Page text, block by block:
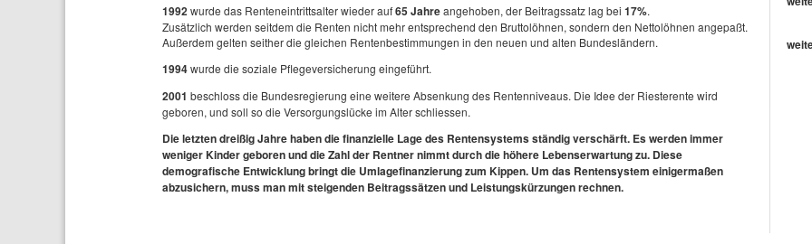
1992wurde das Renteneintrittsalter wieder auf65 Jahreangehoben, der Beitragssatz lag bei 17%.
Zusätzlich werden seitdem die Renten nicht mehr entsprechend den Bruttolöhnen, sondern den Nettolöhnen angepaßt.
Außerdem gelten seither die gleichen Rentenbestimmungen in den neuen und alten Bundesländern.
1994wurde die soziale Pflegeversicherung eingeführt.
2001 beschloss die Bundesregierung eine weitere Absenkung des Rentenniveaus. Die Idee der Riesterente wird
geboren, und soll so die Versorgungslücke im Alter schliessen.
Die letzten dreißig Jahre haben die finanzielle Lage des Rentensystems ständig verschärft. Es werden immer
weniger Kinder geboren und die Zahl der Rentner nimmt durch die höhere Lebenserwartung zu. Diese
demografische Entwicklung bringt die Umlagefinanzierung zum Kippen. Um das Rentensystem einigermaßen
abzusichern, muss man mit steigenden Beitragssätzen und Leistungskürzungen rechnen.